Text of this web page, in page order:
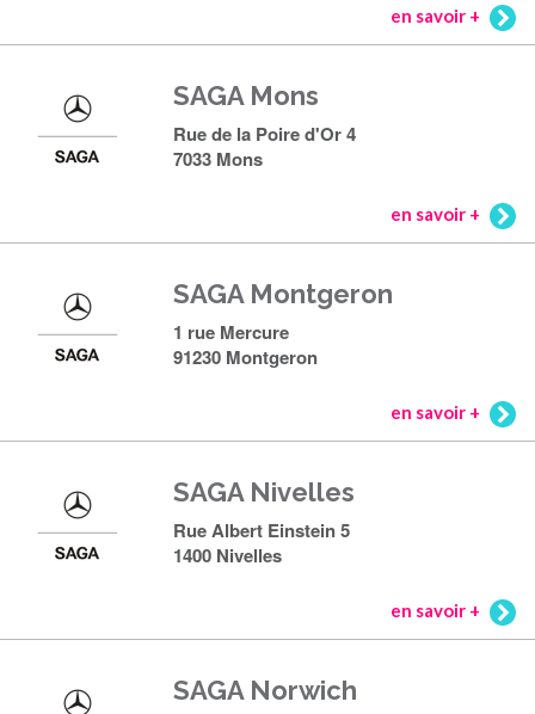
en savoir +
SAGA Mons
Rue de la Poire d'Or 4
7033 Mons
en savoir +
SAGA Montgeron
1 rue Mercure
91230 Montgeron
en savoir +
SAGA Nivelles
Rue Albert Einstein 5
1400 Nivelles
en savoir +
SAGA Norwich